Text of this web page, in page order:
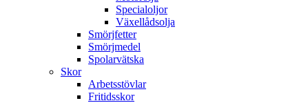
Specialoljor
Växellådsolja
Smörjfetter
Smörjmedel
Spolarvätska
Skor
Arbetsstövlar
Fritidsskor